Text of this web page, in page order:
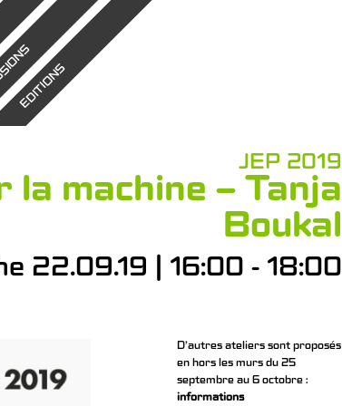
EDITIONS
JEP 2019
machine – Tanja
Boukal
22.09.19 | 16:00 - 18:00
D’autres ateliers sont proposés
en hors les murs du 25
septembre au 6 octobre :
informations